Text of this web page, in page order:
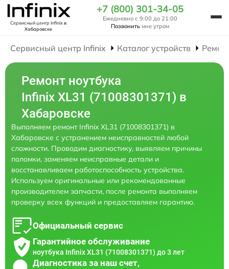
Сервисный центр Infinixв
Хабаровске
+7 (800) 301-34-05
Ежедневно с 9:00 до 21:00
Позвонить мне утром
Сервисный центр Infinix Каталог устройств
Ремонт ноутбука
Infinix XL31 (71008301371) в
Хабаровске
Выполняем ремонт Infinix XL31 (71008301371) в
Хабаровске с устранением неисправностей любой
сложности. Проводим диагностику, выявляем причины
поломки, заменяем неисправные детали и
восстанавливаем работоспособность устройства.
Используем оригинальные или рекомендованные
производителем запчасти, после ремонта выполняем
проверку всех функций и предоставляем гарантию.
Официальный сервис
Гарантийное обслуживание
ноутбука Infinix XL31 (71008301371) до 3 лет
Диагностика за наш счет,